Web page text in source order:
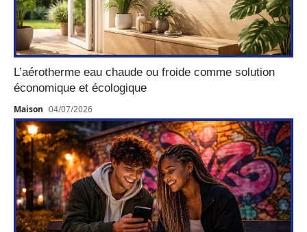
L’aérotherme eau chaude ou froide comme solution
économique et écologique
Maison 04/07/2026